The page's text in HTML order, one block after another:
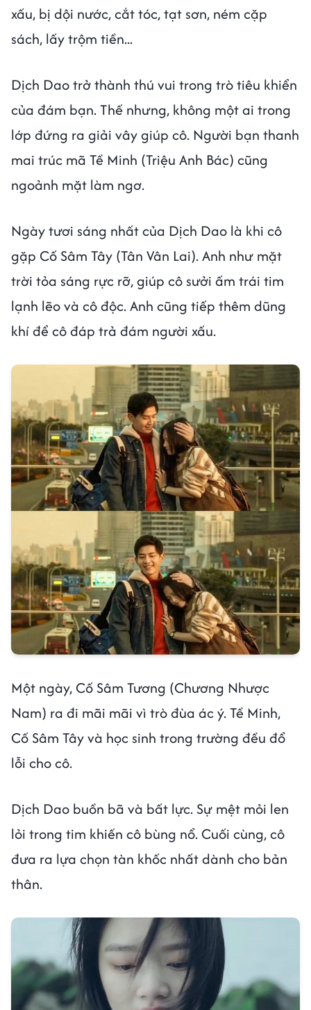
xấu, bị dội nước, cắt tóc, tạt sơn, ném cặp
sách, lấy trộm tiền...
Dịch Dao trở thành thú vui trong trò tiêu khiển
của đám bạn. Thế nhưng, không một ai trong
lớp đứng ra giải vây giúp cô. Người bạn thanh
mai trúc mã Tề Minh (Triệu Anh Bác) cũng
ngoảnh mặt làm ngơ.
Ngày tươi sáng nhất của Dịch Dao là khi cô
gặp Cố Sâm Tây (Tân Vân Lai). Anh như mặt
trời tỏa sáng rực rỡ, giúp cô sưởi ấm trái tim
lạnh lẽo và cô độc. Anh cũng tiếp thêm dũng
khí để cô đáp trả đám người xấu.
Một ngày, Cố Sâm Tương (Chương Nhược
Nam) ra đi mãi mãi vì trò đùa ác ý. Tề Minh,
Cố Sâm Tây và học sinh trong trường đều đổ
lỗi cho cô.
Dịch Dao buồn bã và bất lực. Sự mệt mỏi len
lỏi trong tim khiến cô bùng nổ. Cuối cùng, cô
đưa ra lựa chọn tàn khốc nhất dành cho bản
thân.